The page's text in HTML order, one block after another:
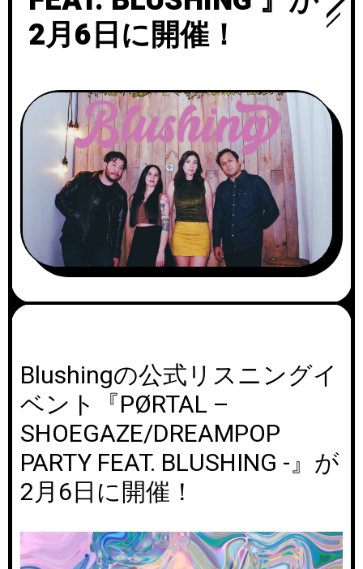
2月6日に開催！
Blushingの公式リスニングイ
ベント『PØRTAL –
SHOEGAZE/DREAMPOP
PARTY FEAT. BLUSHING -』が
2月6日に開催！